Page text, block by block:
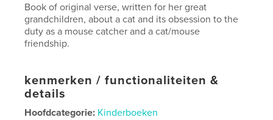
Book of original verse, written for her great
grandchildren, about a cat and its obsession to the
duty as a mouse catcher and a cat/mouse
friendship.
kenmerken / functionaliteiten &
details
Hoofdcategorie: Kinderboeken